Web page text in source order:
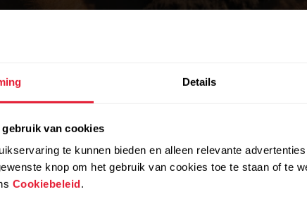
Details
gebruik van cookies
te kunnen bieden en alleen relevante
knop om het gebruik van cookies toe te staan of te
Cookiebeleid.